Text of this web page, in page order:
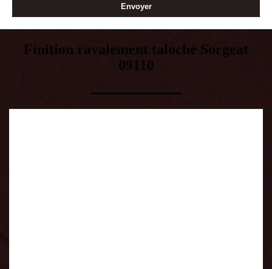
Finition ravalement taloché Sorgeat
09110